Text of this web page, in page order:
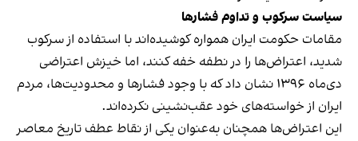
سیاست سرکوب و تداوم فشارها
مقامات حکومت ایران همواره کوشیده‌اند با استفاده از سرکوب
شدید، اعتراض‌ها را در نطفه خفه کنند، اما خیزش اعتراضی
دی‌ماه ۱۳۹۶ نشان داد که با وجود فشارها و محدودیت‌ها، مردم
ایران از خواسته‌های خود عقب‌نشینی نکرده‌اند.
این اعتراض‌ها همچنان به‌عنوان یکی از نقاط عطف تاریخ معاصر